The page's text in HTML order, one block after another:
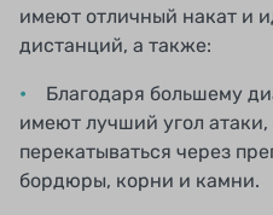
имеют отличный накат и
дистанций, а также:
Благодаря большему
имеют лучший угол атаки,
перекатываться через
бордюры, корни и камни.